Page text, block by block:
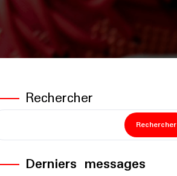
Rechercher
Rechercher
Derniers messages